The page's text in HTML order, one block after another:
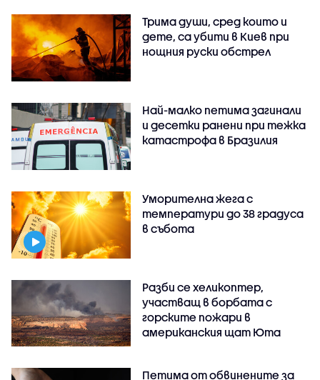
Трима души, сред които и
дете, са убити в Киев при
нощния руски обстрел
Най-малко петима загинали
и десетки ранени при тежка
катастрофа в Бразилия
Уморителна жега с
температури до 38 градуса
в събота
Разби се хеликоптер,
участващ в борбата с
горските пожари в
американския щат Юта
Петима от обвинените за